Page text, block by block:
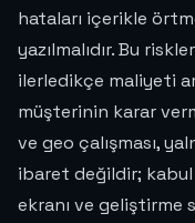
hataları içerikle
yazılmalıdır. Bu
ilerledikçe maliyeti
müşterinin karar
ve geo çalışması,
ibaret değildir; kabul
ekranı ve geliştirme